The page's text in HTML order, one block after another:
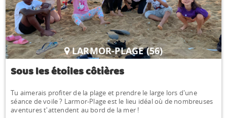
LARMOR-PLAGE (56)
Sous les étoiles côtières
Tu aimerais profiter de la plage et prendre le large lors d'une
séance de voile ? Larmor-Plage est le lieu idéal où de nombreuses
aventures t'attendent au bord de la mer !